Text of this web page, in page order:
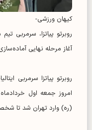
کیهان ورزشی-
روبرتو پیاتزا، سرمربی
آغاز مرحله نهایی
امروز جمعه اول
(ره) وارد تهران شد تا